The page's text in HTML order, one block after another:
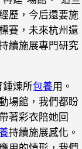
歷，今后還要施
賽，未來杭州還
續施展專門研究
煉所包養用。
場館，我們都盼
著彩衣陪她回
持續施展感化。